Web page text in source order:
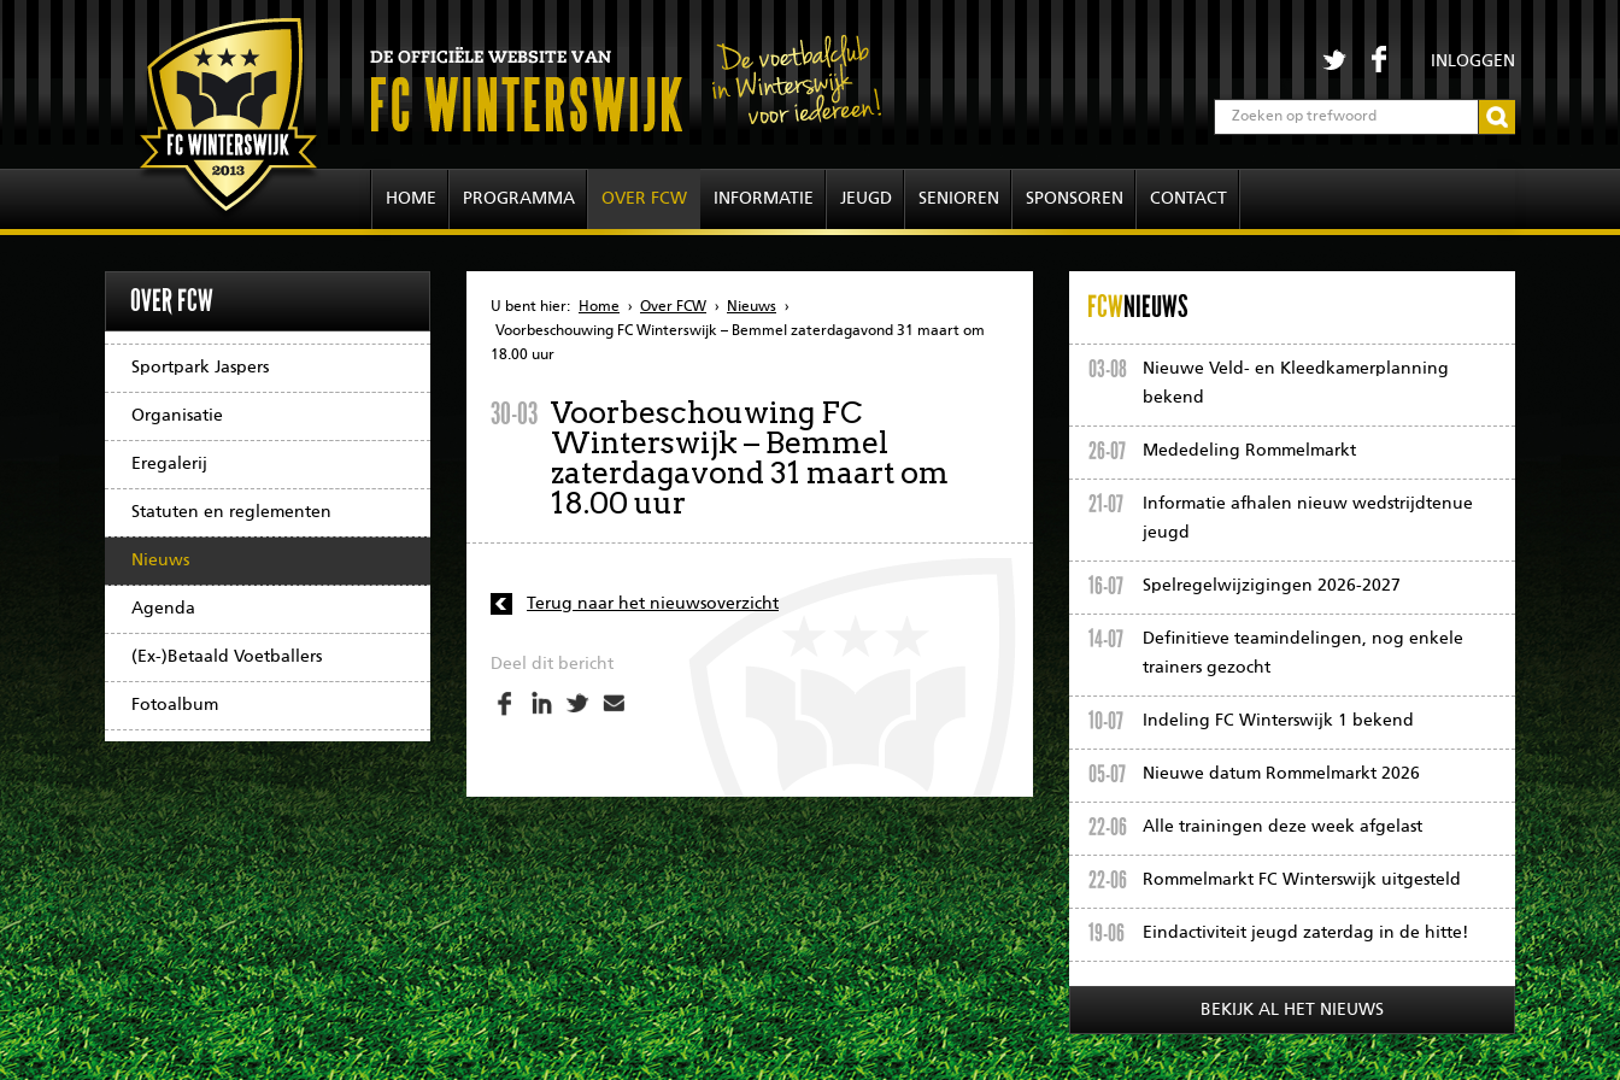
INLOGGEN
HOME PROGRAMMA OVER FCW INFORMATIE JEUGD SENIOREN SPONSOREN CONTACT
OVER FCW
Sportpark Jaspers
Organisatie
Eregalerij
Statuten en reglementen
Nieuws
Agenda
(Ex-)Betaald Voetballers
Fotoalbum
U bent hier: Home › Over FCW › Nieuws ›
Voorbeschouwing FC Winterswijk – Bemmel zaterdagavond 31 maart om
18.00 uur
30-03 Voorbeschouwing FC
Winterswijk – Bemmel
zaterdagavond 31 maart om
18.00 uur
Terug naar het nieuwsoverzicht
Deel dit bericht
FCWNIEUWS
03-08
Nieuwe Veld- en Kleedkamerplanning
bekend
26-07 Mededeling Rommelmarkt
21-07
Informatie afhalen nieuw wedstrijdtenue
jeugd
16-07 Spelregelwijzigingen 2026-2027
14-07
Definitieve teamindelingen, nog enkele
trainers gezocht
10-07 Indeling FC Winterswijk 1 bekend
05-07 Nieuwe datum Rommelmarkt 2026
22-06 Alle trainingen deze week afgelast
22-06 Rommelmarkt FC Winterswijk uitgesteld
19-06 Eindactiviteit jeugd zaterdag in de hitte!
BEKIJK AL HET NIEUWS